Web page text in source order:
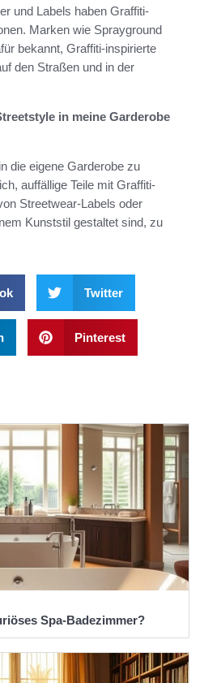
und Labels haben Graffiti-
Marken wie Sprayground
bekannt, Graffiti-inspirierte
den Straßen und in der
in meine Garderobe
die eigene Garderobe zu
auffällige Teile mit Graffiti-
Streetwear-Labels oder
Kunststil gestaltet sind, zu
Twitter
Pinterest
Spa-Badezimmer?